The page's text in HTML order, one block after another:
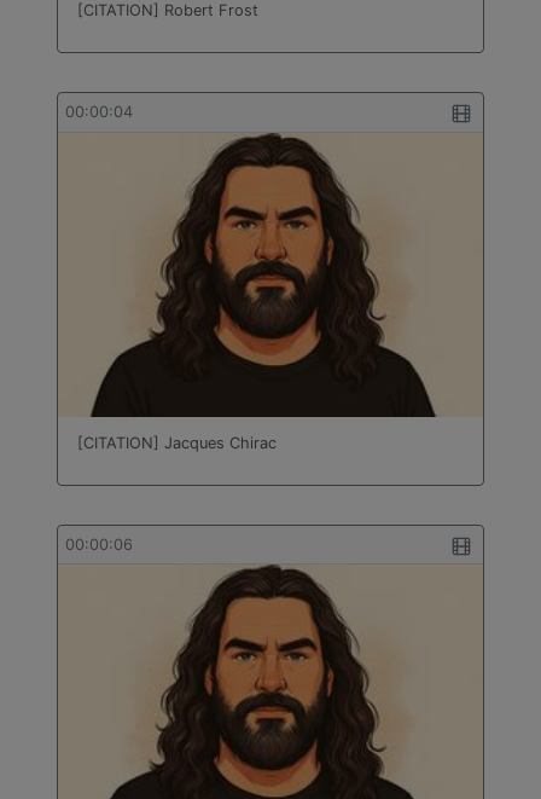
[CITATION] Robert Frost
00:00:04
[CITATION] Jacques Chirac
00:00:06